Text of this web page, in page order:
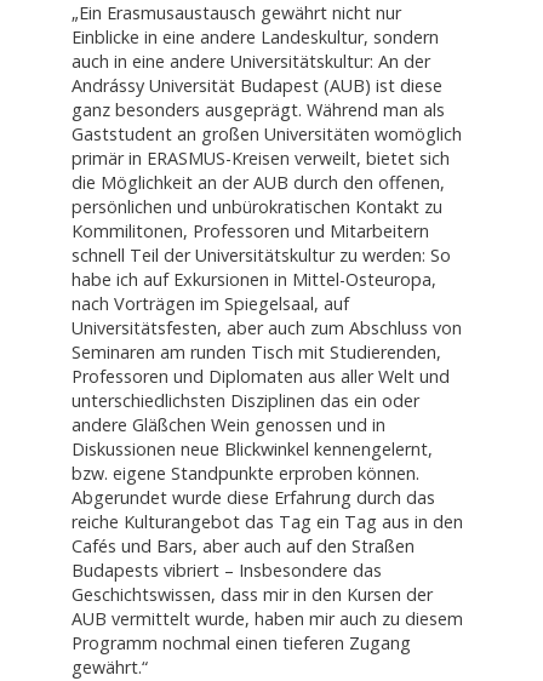
„Ein Erasmusaustausch gewährt nicht nur
Einblicke in eine andere Landeskultur, sondern
auch in eine andere Universitätskultur: An der
Andrássy Universität Budapest (AUB) ist diese
ganz besonders ausgeprägt. Während man als
Gaststudent an großen Universitäten womöglich
primär in ERASMUS-Kreisen verweilt, bietet sich
die Möglichkeit an der AUB durch den offenen,
persönlichen und unbürokratischen Kontakt zu
Kommilitonen, Professoren und Mitarbeitern
schnell Teil der Universitätskultur zu werden: So
habe ich auf Exkursionen in Mittel-Osteuropa,
nach Vorträgen im Spiegelsaal, auf
Universitätsfesten, aber auch zum Abschluss von
Seminaren am runden Tisch mit Studierenden,
Professoren und Diplomaten aus aller Welt und
unterschiedlichsten Disziplinen das ein oder
andere Gläßchen Wein genossen und in
Diskussionen neue Blickwinkel kennengelernt,
bzw. eigene Standpunkte erproben können.
Abgerundet wurde diese Erfahrung durch das
reiche Kulturangebot das Tag ein Tag aus in den
Cafés und Bars, aber auch auf den Straßen
Budapests vibriert – Insbesondere das
Geschichtswissen, dass mir in den Kursen der
AUB vermittelt wurde, haben mir auch zu diesem
Programm nochmal einen tieferen Zugang
gewährt.“